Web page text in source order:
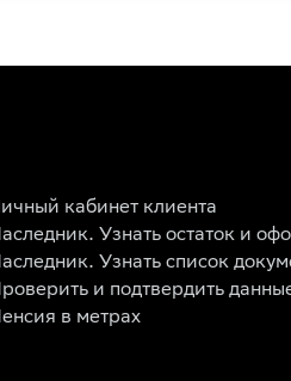
кабинет клиента
Узнать остаток и
Узнать список
и подтвердить
в метрах